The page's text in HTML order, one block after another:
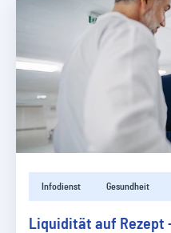
Infodienst Gesundheit
Liquidität auf Rezept